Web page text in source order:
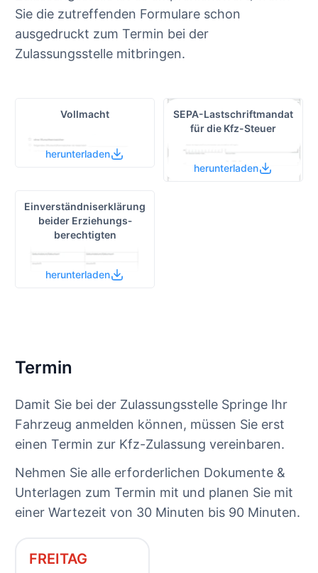
Sie die zutreffenden Formulare schon
ausgedruckt zum Termin bei der
Zulassungsstelle mitbringen.
Vollmacht
herunterladen
SEPA-Lastschrift­mandat
für die Kfz-Steuer
herunterladen
Einverständnis­erklärung
beider Erziehungs­
berechtigten
herunterladen
Termin
Damit Sie bei der Zulassungsstelle Springe Ihr
Fahrzeug anmelden können, müssen Sie erst
einen Termin zur Kfz-Zulassung vereinbaren.
Nehmen Sie alle erforderlichen Dokumente &
Unterlagen zum Termin mit und planen Sie mit
einer Wartezeit von 30 Minuten bis 90 Minuten.
FREITAG